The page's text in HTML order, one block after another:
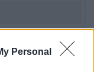
Personal